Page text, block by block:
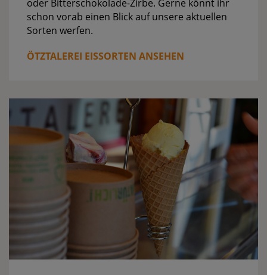
oder Bitterschokolade-Zirbe. Gerne könnt ihr
schon vorab einen Blick auf unsere aktuellen
Sorten werfen.
ÖTZTALEREI EISSORTEN ANSEHEN